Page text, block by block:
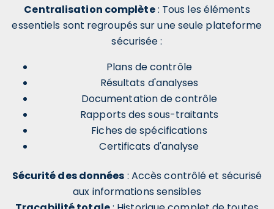
Centralisation complète: Tous les éléments
essentiels sont regroupés sur une seule plateforme
sécurisée :
Plans de contrôle
Résultats d'analyses
Documentation de contrôle
Rapports des sous-traitants
Fiches de spécifications
Certificats d'analyse
Sécurité des données : Accès contrôlé et sécurisé
aux informations sensibles